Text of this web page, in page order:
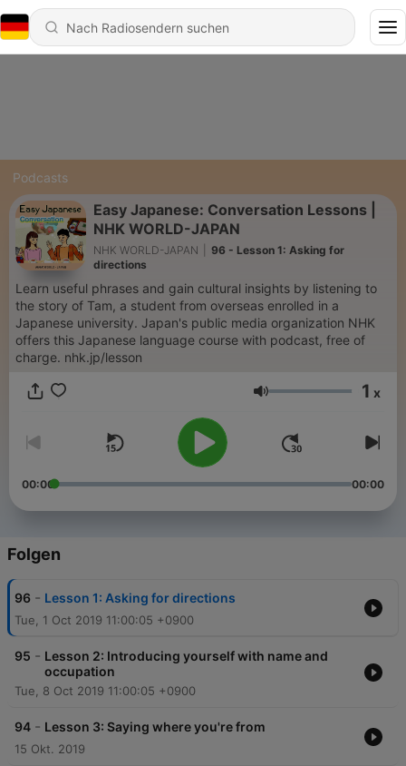
Podcasts
Easy Japanese: Conversation Lessons |
NHK WORLD-JAPAN
NHK WORLD-JAPAN
96 - Lesson 1: Asking for
directions
Learn useful phrases and gain cultural insights by listening to
the story of Tam, a student from overseas enrolled in a
Japanese university. Japan's public media organization NHK
offers this Japanese language course with podcast, free of
charge. nhk.jp/lesson
Lautstärke 1 x
00:00 00:00
Folgen
96 - Lesson 1: Asking for directions
Tue, 1 Oct 2019 11:00:05 +0900
95 - Lesson 2: Introducing yourself with name and
occupation
Tue, 8 Oct 2019 11:00:05 +0900
94 - Lesson 3: Saying where you're from
15 Okt. 2019